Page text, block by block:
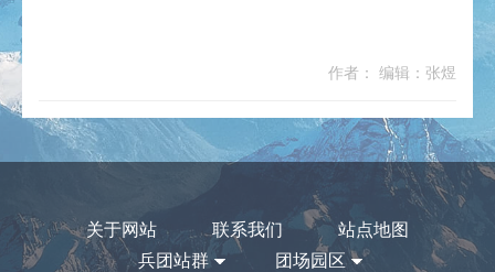
作者： 编辑：张煜
关于网站 联系我们
站点地图
兵团站群
团场园区